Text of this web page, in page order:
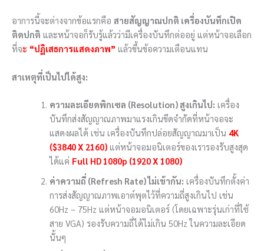
อาการนี้จะต่างจากข้อแรกคือ สายสัญญาณปกติ เครื่องบันทึกเปิด
ติดปกติ และหน้าจอก็รับรู้แล้วว่ามีเครื่องบันทึกต่ออยู่ แต่หน้าจอเลือก
ที่จะ “ปฏิเสธการแสดงภาพ” แล้วขึ้นข้อความเตือนแทน
สาเหตุที่เป็นไปได้สูง:
ความละเอียดพิกเซล (Resolution) สูงเกินไป: เครื่อง
บันทึกส่งสัญญาณภาพมาแรงเกินขีดจำกัดที่หน้าจอจะ
แสดงผลได้ เช่น เครื่องบันทึกปล่อยสัญญาณมาเป็น 4K
($3840 X 2160)แต่หน้าจอมอนิเตอร์ของเรารองรับสูงสุด
ได้แค่ Full HD 1080p (1920 X 1080)
ค่าความถี่ (Refresh Rate) ไม่เข้ากัน: เครื่องบันทึกตั้งค่า
การส่งสัญญาณภาพเอาต์พุตไว้ที่ความถี่สูงเกินไป เช่น
60Hz – 75Hz แต่หน้าจอมอนิเตอร์ (โดยเฉพาะรุ่นเก่าที่ใช้
สาย VGA) รองรับความถี่ได้ไม่เกิน 50Hz ในความละเอียด
นั้นๆ